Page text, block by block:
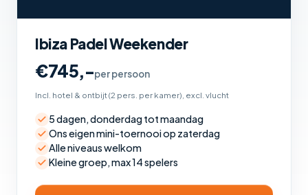
Ibiza Padel Weekender
€745,-per persoon
Incl. hotel & ontbijt (2 pers. per kamer), excl. vlucht
5 dagen, donderdag tot maandag
Ons eigen mini-toernooi op zaterdag
Alle niveaus welkom
Kleine groep, max 14 spelers